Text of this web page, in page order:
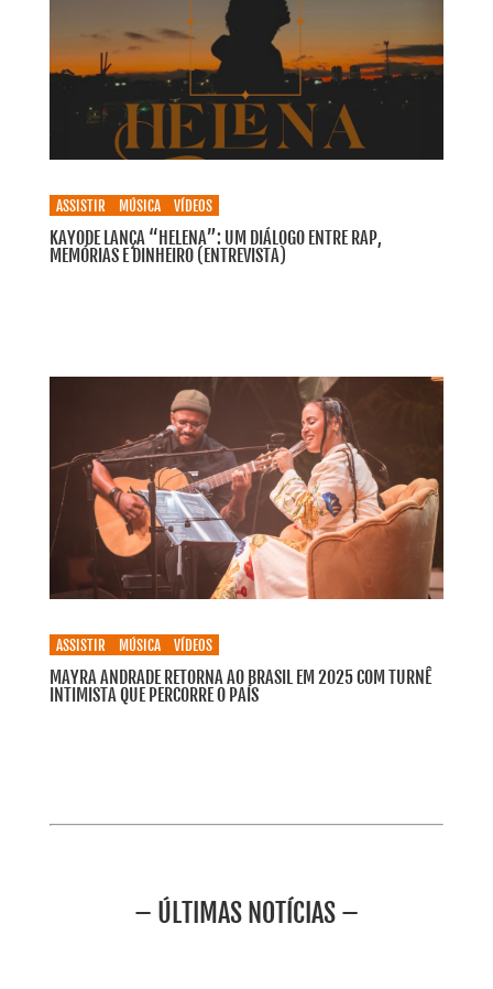
ASSISTIR MÚSICA VÍDEOS
KAYODE LANÇA “HELENA”: UM DIÁLOGO ENTRE RAP,
MEMÓRIAS E DINHEIRO (ENTREVISTA)
ASSISTIR MÚSICA VÍDEOS
MAYRA ANDRADE RETORNA AO BRASIL EM 2025 COM TURNÊ
INTIMISTA QUE PERCORRE O PAÍS
– ÚLTIMAS NOTÍCIAS –